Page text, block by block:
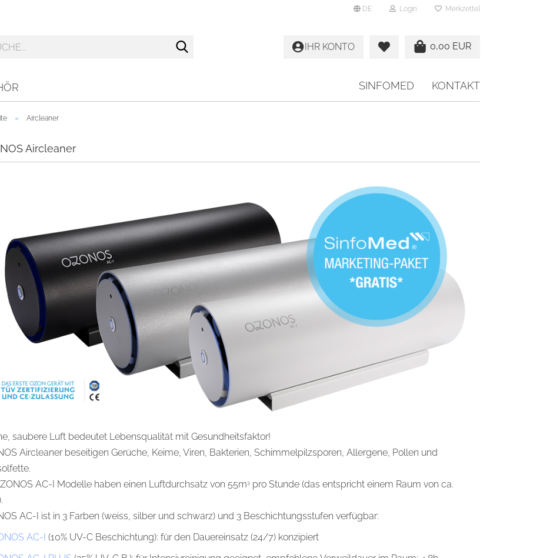
DE Login Merkzettel
0,00 EUR
IHR KONTO
SINFOMED KONTAKT
» Aircleaner
Aircleaner
saubere Luft bedeutet Lebensqualität mit Gesundheitsfaktor!
Aircleaner beseitigen Gerüche, Keime, Viren, Bakterien, Schimmelpilzsporen, Allergene, Pollen und
AC-I Modelle haben einen Luftdurchsatz von 55m3 pro Stunde (das entspricht einem Raum von ca.
AC-I ist in 3 Farben (weiss, silber und schwarz) und 3 Beschichtungsstufen verfügbar:
AC-I (10% UV-C Beschichtung): für den Dauereinsatz (24/7) konzipiert